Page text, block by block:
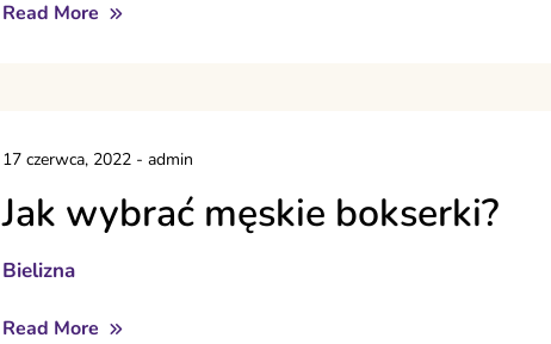
Read More
17 czerwca, 2022- admin
Jak wybrać męskie bokserki?
Bielizna
Read More